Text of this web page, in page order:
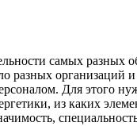
самых разных
разных
Для этого
из каких